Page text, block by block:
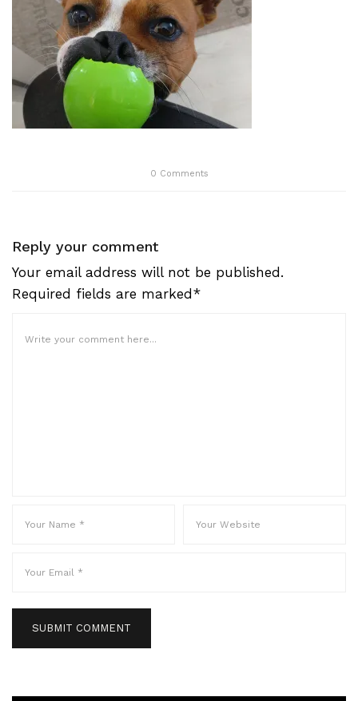
0 Comments
Reply your comment
Your email address will not be published.
Required fields are marked*